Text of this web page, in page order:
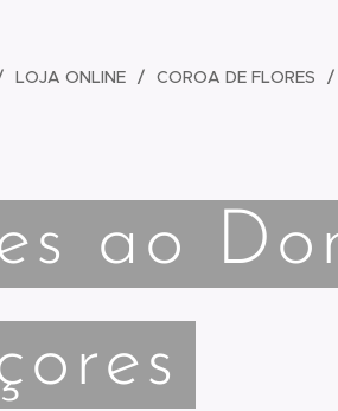
LOJA ONLINE COROA DE FLORES
ao